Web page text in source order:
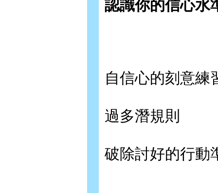
認識你的信心水
自信心的刻意練
過多潛規則
破除討好的行動